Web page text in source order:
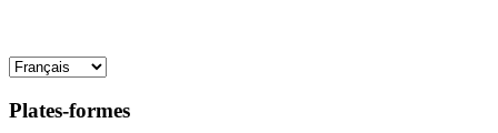
Plates-formes